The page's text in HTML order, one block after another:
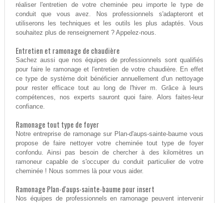
réaliser l'entretien de votre cheminée peu importe le type de
conduit que vous avez. Nos professionnels s'adapteront et
utiliserons les techniques et les outils les plus adaptés. Vous
souhaitez plus de renseignement ? Appelez-nous.
Entretien et ramonage de chaudière
Sachez aussi que nos équipes de professionnels sont qualifiés
pour faire le ramonage et l'entretien de votre chaudière. En effet
ce type de système doit bénéficier annuellement d'un nettoyage
pour rester efficace tout au long de l'hiver m. Grâce à leurs
compétences, nos experts sauront quoi faire. Alors faites-leur
confiance.
Ramonage tout type de foyer
Notre entreprise de ramonage sur Plan-d'aups-sainte-baume vous
propose de faire nettoyer votre cheminée tout type de foyer
confondu. Ainsi pas besoin de chercher à des kilomètres un
ramoneur capable de s'occuper du conduit particulier de votre
cheminée ! Nous sommes là pour vous aider.
Ramonage Plan-d'aups-sainte-baume pour insert
Nos équipes de professionnels en ramonage peuvent intervenir